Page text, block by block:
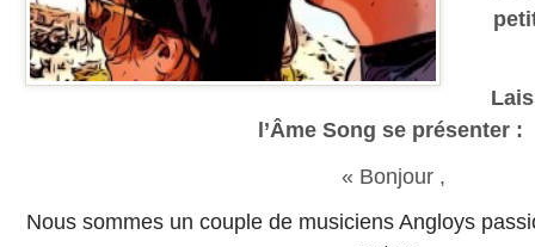
l’Âme Song se présenter :
« Bonjour ,
Nous sommes un couple de musiciens Angloys